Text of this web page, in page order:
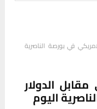
في بورصة الناصرية
مقابل الدولار
اليوم